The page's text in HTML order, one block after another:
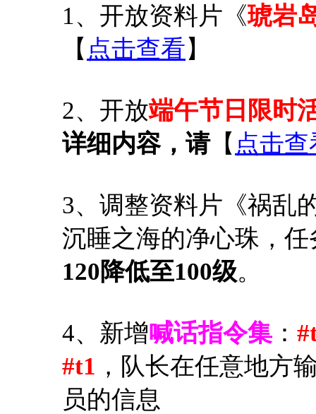
1、开放资料片《琥岩
【 点击查看】
2、开放端午节日限时
详细内容，请【 点击查
3、调整资料片《祸乱
沉睡之海的净心珠，
120降低至100级。
4、新增喊话指令集 ：
#t1 ，队长在任意地方
员的信息